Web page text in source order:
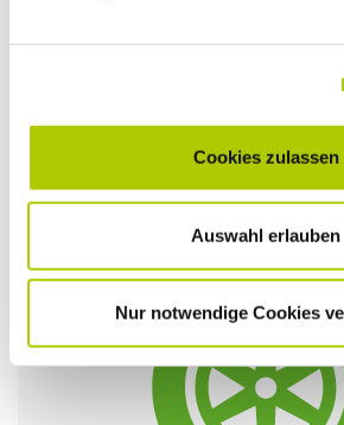
Cookies zulassen
Auswahl erlauben
Nur notwendige Cookies
Vorsfelde